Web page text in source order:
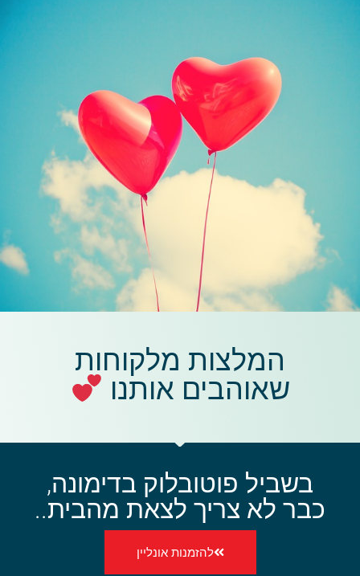
המלצות מלקוחות
שאוהבים אותנו
בשביל פוטובלוק בדימונה,
כבר לא צריך לצאת מהבית..
להזמנות אונליין